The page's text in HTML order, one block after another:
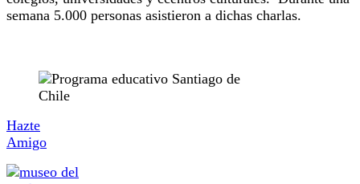
semana 5.000 personas asistieron a dichas charlas.
Hazte
Amigo